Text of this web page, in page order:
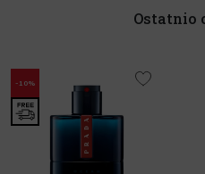
Ostatnio
-10%